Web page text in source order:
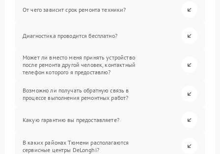
От чего зависит срок ремонта техники?
Диагностика проводится бесплатно?
Может ли вместо меня принять устройство
после ремонта другой человек, контактный
телефон которого я предоставлю?
Возможно ли получать обратную связь в
процессе выполнения ремонтных работ?
Какую гарантию вы предоставляете?
В каких районах Тюмени располагаются
сервисные центры DeLonghi?